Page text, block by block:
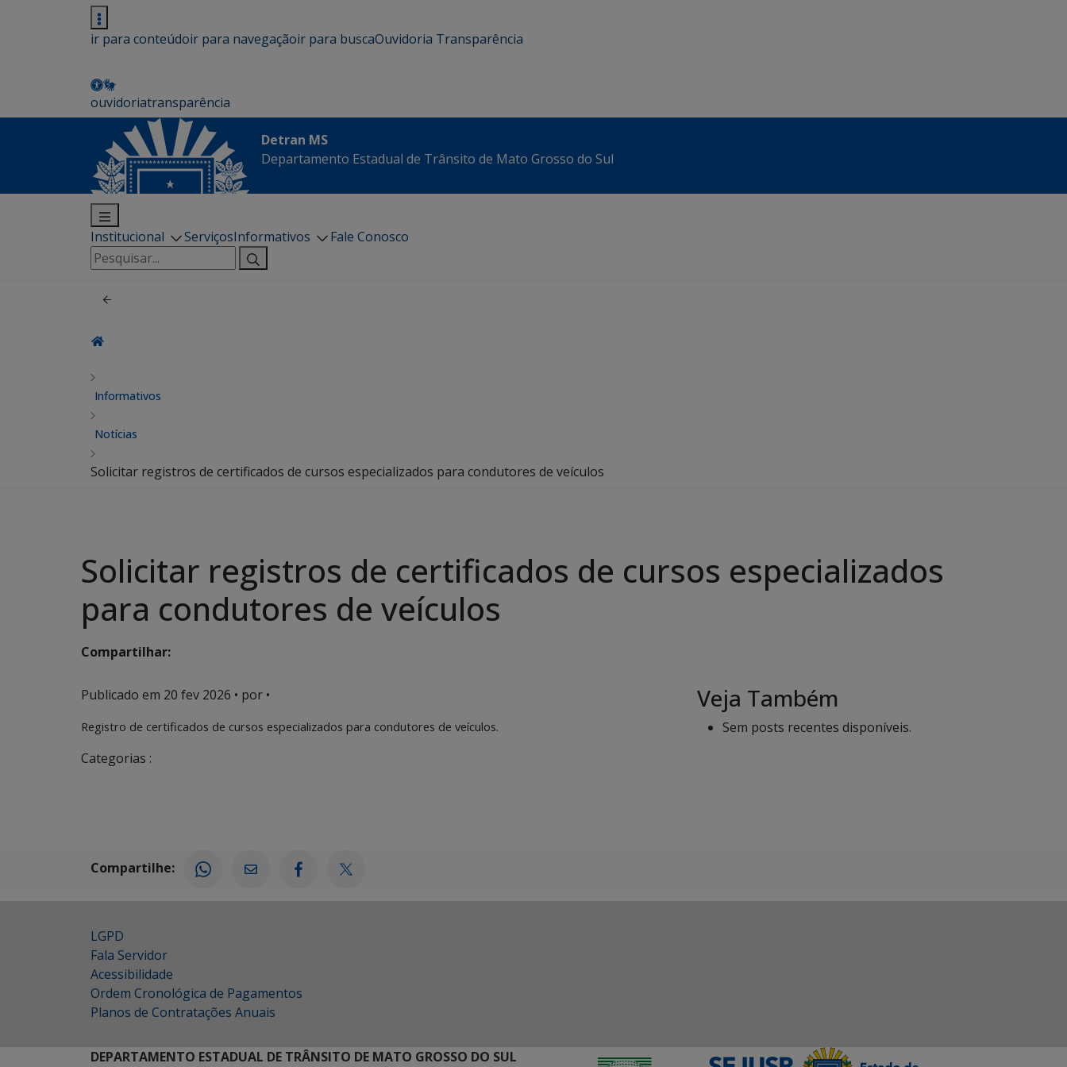
ir para conteúdoir para navegaçãoir para buscaOuvidoria Transparência
ouvidoriatransparência
Detran MS
Departamento Estadual de Trânsito de Mato Grosso do Sul
Institucional ServiçosInformativos
Fale Conosco
Pesquisar
por:
Informativos
Notícias
Solicitar registros de certificados de cursos especializados para condutores de veículos
Solicitar registros de certificados de cursos especializados
para condutores de veículos
Compartilhar:
Publicado em 20 fev 2026 • por •
Registro de certificados de cursos especializados para condutores de veículos.
Categorias :
Veja Também
Sem posts recentes disponíveis.
Compartilhe:
LGPD
Fala Servidor
Acessibilidade
Ordem Cronológica de Pagamentos
Planos de Contratações Anuais
DEPARTAMENTO ESTADUAL DE TRÂNSITO DE MATO GROSSO DO SUL